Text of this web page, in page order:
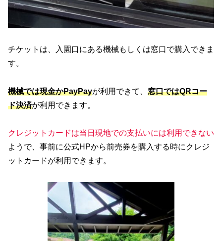
チケットは、入園口にある機械もしくは窓口で購入できま
す。
機械では現金かPayPayが利用できて、 窓口ではQRコー
ド決済が利用できます。
クレジットカードは当日現地での支払いには利用できない
ようで、事前に公式HPから前売券を購入する時にクレジ
ットカードが利用できます。